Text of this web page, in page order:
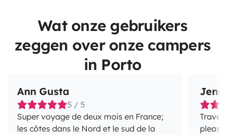
Wat onze gebruikers
zeggen over onze campers
in Porto
Ann Gusta
5 / 5
Super voyage de deux mois en France;
les côtes dans le Nord et le sud de la
Jens